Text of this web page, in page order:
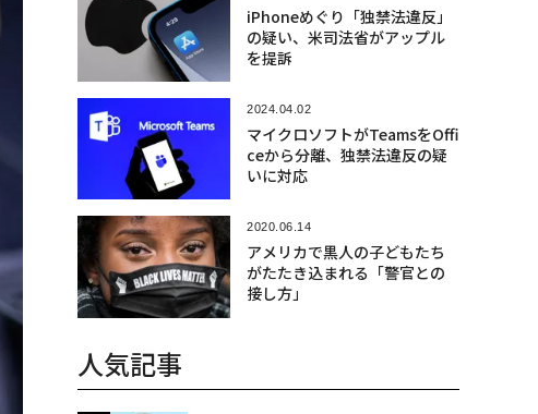
iPhoneめぐり「独禁法違反」
の疑い、米司法省がアップル
を提訴
2024.04.02
マイクロソフトがTeamsをOffi
ceから分離、独禁法違反の疑
いに対応
2020.06.14
アメリカで黒人の子どもたち
がたたき込まれる「警官との
接し方」
人気記事